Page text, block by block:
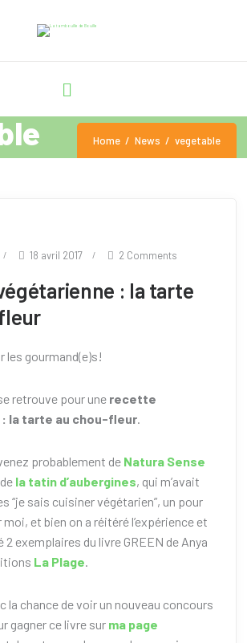
Home News vegetable
18 avril 2017 2 Comments
: la tarte
les gourmand(e)s!
retrouve pour une recette
la tarte au chou-fleur.
probablement de Natura Sense
la tatin d’aubergines, qui m’avait
“je sais cuisiner végétarien”, un pour
et bien on a réitéré l’expérience et
2 exemplaires du livre GREEN de Anya
La Plage.
la chance de voir un nouveau concours
gagner ce livre sur ma page